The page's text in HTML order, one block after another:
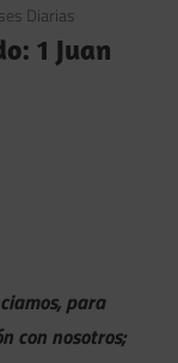
Diarias
1 Juan
para
con nosotros;